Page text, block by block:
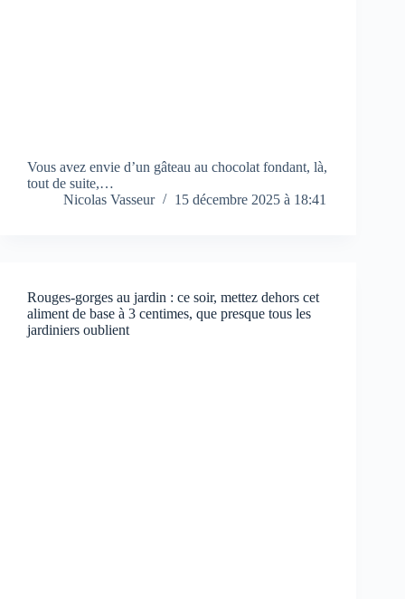
Vous avez envie d’un gâteau au chocolat fondant, là,
tout de suite,…
Nicolas Vasseur
15 décembre 2025 à 18:41
Rouges-gorges au jardin : ce soir, mettez dehors cet
aliment de base à 3 centimes, que presque tous les
jardiniers oublient